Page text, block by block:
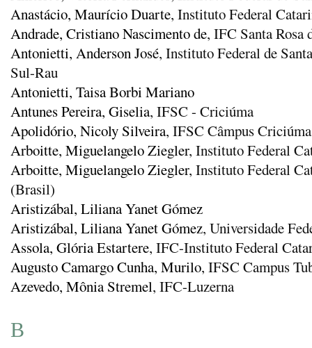
Anastácio, Maurício Duarte, Instituto Federal
Andrade, Cristiano Nascimento de, IFC Santa Rosa
Antonietti, Anderson José, Instituto Federal de
Sul-Rau
Antonietti, Taisa Borbi Mariano
Antunes Pereira, Giselia, IFSC - Criciúma
Apolidório, Nicoly Silveira, IFSC Câmpus Criciúma
Arboitte, Miguelangelo Ziegler, Instituto Federal
Arboitte, Miguelangelo Ziegler, Instituto Federal
(Brasil)
Aristizábal, Liliana Yanet Gómez
Aristizábal, Liliana Yanet Gómez, Universidade
Assola, Glória Estartere, IFC-Instituto Federal
Augusto Camargo Cunha, Murilo, IFSC Campus
Azevedo, Mônia Stremel, IFC-Luzerna
B